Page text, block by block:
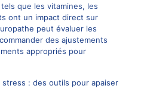
que les vitamines, les
ont un impact direct sur
peut évaluer les
des ajustements
appropriés pour
: des outils pour apaiser